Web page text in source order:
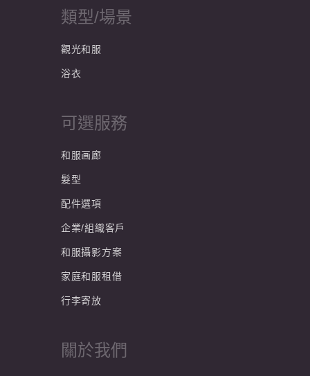
類型/場景
觀光和服
浴衣
可選服務
和服画廊
髮型
配件選項
企業/組織客戶
和服攝影方案
家庭和服租借
行李寄放
關於我們